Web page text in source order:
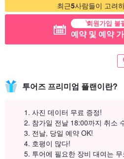
최근5사람들이 고려
회원가입 불
예약 및 예약
투어즈 프리미엄 플랜이란?
사진 데이터 무료 증정!
참가일 전날 18:00까지 취소
전날, 당일 예약 OK!
호평이 많다!
투어에 필요한 장비 대여는 무